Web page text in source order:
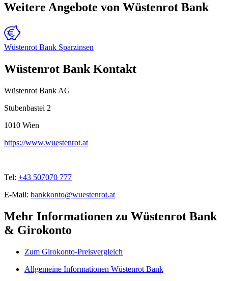
Weitere Angebote von Wüstenrot Bank
Wüstenrot Bank Sparzinsen
Wüstenrot Bank Kontakt
Wüstenrot Bank AG
Stubenbastei 2
1010 Wien
https://www.wuestenrot.at
Tel: +43 507070 777
E-Mail: bankkonto@wuestenrot.at
Mehr Informationen zu Wüstenrot Bank
& Girokonto
Zum Girokonto-Preisvergleich
Allgemeine Informationen Wüstenrot Bank